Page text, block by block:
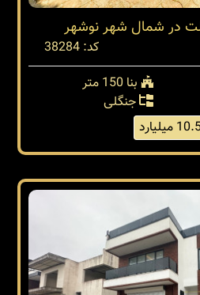
در شمال شهر نوشهر
کد: 38284
بنا 150 متر
جنگلی